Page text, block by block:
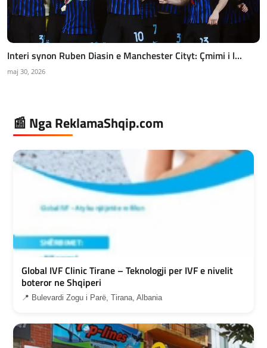
Interi synon Ruben Diasin e Manchester Cityt: Çmimi i l...
maj 30, 2026
📰 Nga ReklamaShqip.com
Global IVF Clinic Tirane – Teknologji per IVF e nivelit
boteror ne Shqiperi
📍 Bulevardi Zogu i Parë, Tirana, Albania